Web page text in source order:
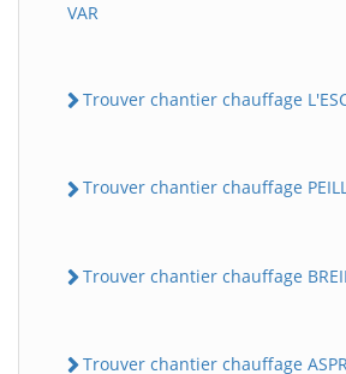
VAR
Trouver chantier chauffage
Trouver chantier chauffage
Trouver chantier chauffage
Trouver chantier chauffage